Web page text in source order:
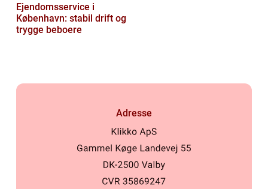
Ejendomsservice i
København: stabil drift og
trygge beboere
Adresse